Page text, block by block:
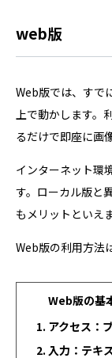
web版
Web版では、すで
上で動かします。
るだけで即座に画
インターネット環
す。ローカル版と
もメリットといえま
Web版の利用方法
Web版の基
アクセス：
入力：テキ